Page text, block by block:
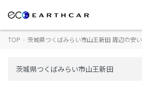
TOP › 茨城県つくばみらい市山王新田 周辺の安